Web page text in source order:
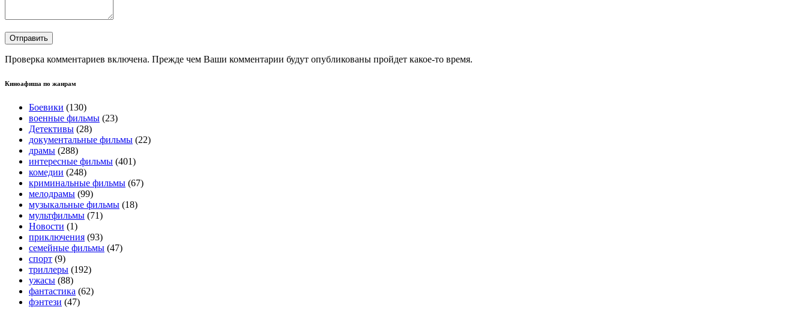
Проверка комментариев включена. Прежде чем Ваши комментарии будут опубликованы пройдет какое-то время.
Киноафиша по жанрам
Боевики (130)
военные фильмы (23)
Детективы (28)
документальные фильмы (22)
драмы (288)
интересные фильмы (401)
комедии (248)
криминальные фильмы (67)
мелодрамы (99)
музыкальные фильмы (18)
мультфильмы (71)
Новости (1)
приключения (93)
семейные фильмы (47)
спорт (9)
триллеры (192)
ужасы (88)
фантастика (62)
фэнтези (47)